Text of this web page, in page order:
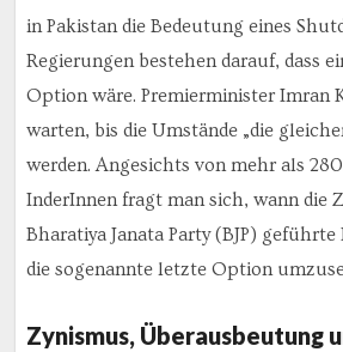
in Pakistan die Bedeutung eines
Regierungen bestehen darauf, dass
Option wäre. Premierminister Imran
warten, bis die Umstände „die
werden. Angesichts von mehr als
InderInnen fragt man sich, wann die
Bharatiya Janata Party (BJP)
die sogenannte letzte Option
Zynismus, Überausbeutung